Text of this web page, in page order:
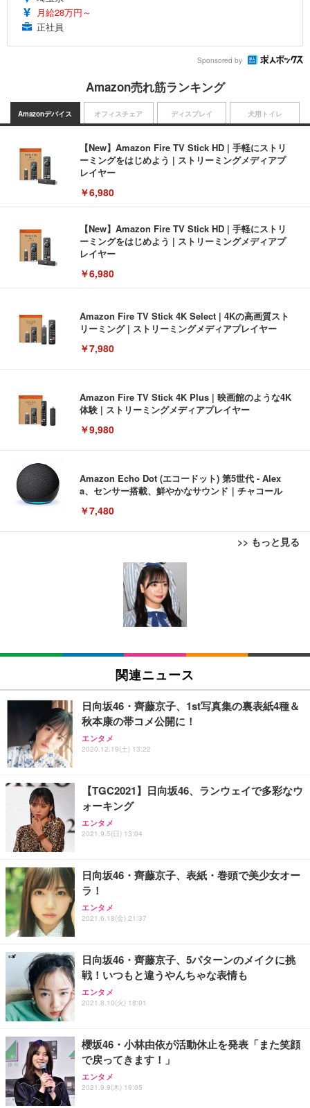
月給28万円～
正社員
Sponsored by
Amazon売れ筋ランキング
Amazonデバイス
【New】Amazon Fire TV Stick HD | 手軽にストリ
ーミングをはじめよう | ストリーミングメディアプ
レイヤー
￥6,980
【New】Amazon Fire TV Stick HD | 手軽にストリ
ーミングをはじめよう | ストリーミングメディアプ
レイヤー
￥6,980
Amazon Fire TV Stick 4K Select | 4Kの高画質スト
リーミング | ストリーミングメディアプレイヤー
￥7,980
Amazon Fire TV Stick 4K Plus | 映画館のような4K
体験 | ストリーミングメディアプレイヤー
￥9,980
Amazon Echo Dot (エコードット) 第5世代 - Alex
a、センサー搭載、鮮やかなサウンド｜チャコール
￥7,480
>> もっと見る
オフィスチェア
[EdoErgo] オフィスチェア 椅子 テレワーク 疲れな
い 跳ね上げ式アームレスト コンパクト 約105度ロッ
キング pc 事務椅子 360度回転 座面昇降 強化ナイロ
ン樹脂ベース 通気性メッシュ 在宅ワーク H-WY01
(黒網+黒枠+黒足)
SIHOO B100 オフィスチェア／デスクチェア メッシ
ュチェア 人間工学 疲れない ブラック
￥27,999
Sezlife オフィスチェア デスクチェア 疲れない テレ
ワーク チェア 強化バックレスト 30度ロッキング機
能 人間工学 椅子 腰サポート 90度跳ね上げ式アーム
務用 おしゃれ パソコンチェア (ブラック)
Sezlife オフィスチェア デスクチェア 疲れない テレ
ワーク チェア 強化バックレスト 30度ロッキング機
能 人間工学 椅子 腰サポート 90度跳ね上げ式アーム
務用 おしゃれ パソコンチェア (ホワイト)
ANDWINT オフィスチェア デスクチェア 肘なし メ
ッシュ 通気性 ランバーサポート付き 腰サポート ガ
ス圧無段階昇降 360度回転 キャスター付き コンパク
ディスプレイ
EIZO ビジネス向けプレミアムモニター | FlexScan
EV3240X-WT | 31.5型4K UHD・USB Type-C・ホワ
￥105,595
EIZO ビジネス向けプレミアムモニター | FlexScan
￥109,572
【純正品】27"ゲーミングモニター DualSense 充電
フック付き（CFI-ZDM1J）
【整備済み品】Dell E2724HS 27インチ 液晶モニタ
ー フルHD（1920×1080）VA 非光沢 HDMI/DisplayP
ort/VGA スピーカー内蔵 高さ調整 スイベル VESA対
【MiniLED/24.5inch/280Hz/FHD】GRAPHT THE S
HOOTER Gaming Monitor 24” Essential ゲーミン
グモニター QD 24.5インチ 1ms FHD 量子ドット 残
犬用トイレ
Amazonベーシック ペットシーツ 薄型 レギュラー 1
回使い捨て 無香料 ホワイト 300枚
Amazonベーシック ペットシーツ 厚型 ワイド 42枚
x2袋(84枚) ホワイト(吸収面:ライトブルー)
￥3,234
ネオ・ルーライフ ネオ・オムツ L 中型犬用 26枚入
り 単品
Smart Basic(スマートベーシック) 【Amazon.co.jp
限定】 Smart Basic アイリスオーヤマ ペットシーツ
超厚型 お徳用 ワイド 100枚入 (x 1) (ケース販売)
アイリスオーヤマ ペットシーツ 超厚型 お徳用 レギ
ュラー 200枚入【Amazon.co.jp限定】
関連ニュース
日向坂46・齊藤京子、1st写真集の裏表紙4種＆
秋本康の帯コメ公開に！
エンタメ
2020.12.19(土) 13:22
【TGC2021】日向坂46、ランウェイで多彩なウ
ォーキング
エンタメ
2021.9.5(日) 13:04
日向坂46・齊藤京子、表紙・巻頭で美少女オー
ラ！
エンタメ
2021.6.18(金) 21:37
日向坂46・齊藤京子、5パターンのメイクに挑
戦！いつもと違うやんちゃな表情も
エンタメ
2021.8.10(火) 18:01
櫻坂46・小林由依が活動休止を発表「また笑顔
で戻ってきます！」
エンタメ
2021.9.9(木) 19:05